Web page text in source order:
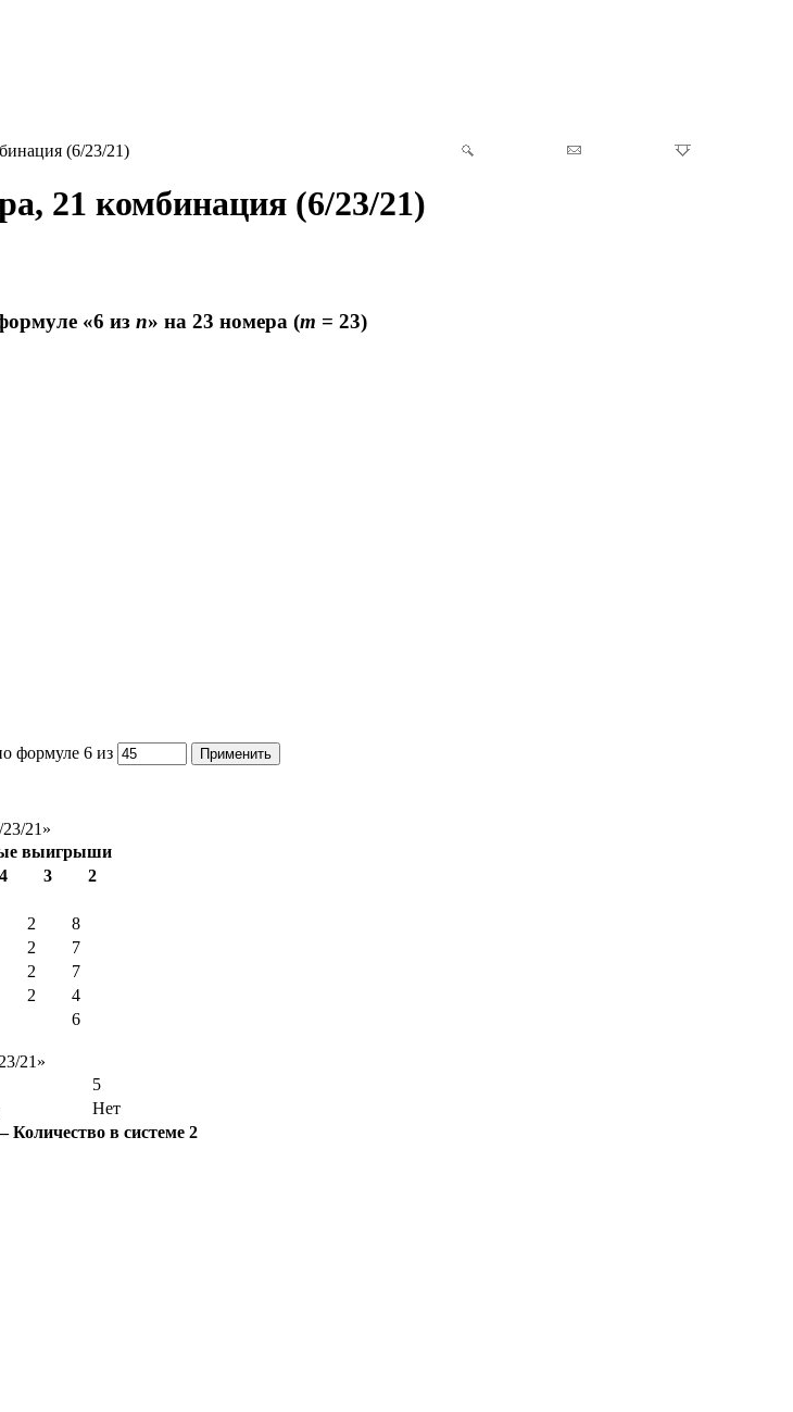
(6/23/21)
21 комбинация (6/23/21)
«6 из n» на 23 номера (m = 23)
формуле 6 из
21»
выигрыши
4 3
2
2
8
2
7
2
7
2
4
6
21»
5
Нет
Количество в системе 2